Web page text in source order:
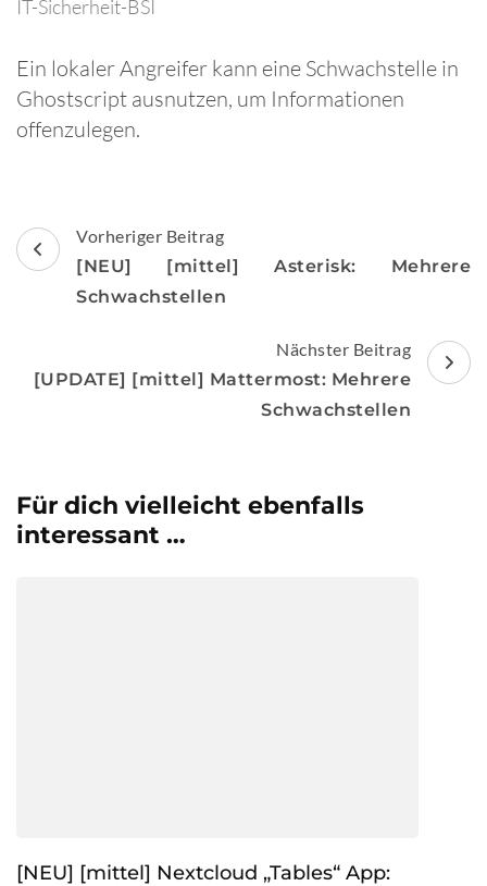
IT-Sicherheit-BSI
Ein lokaler Angreifer kann eine Schwachstelle in
Ghostscript ausnutzen, um Informationen
offenzulegen.
Beitragsnavigation
Vorheriger Beitrag
[NEU] [mittel] Asterisk: Mehrere
Schwachstellen
Nächster Beitrag
[UPDATE] [mittel] Mattermost: Mehrere
Schwachstellen
Für dich vielleicht ebenfalls
interessant …
[NEU] [mittel] Nextcloud „Tables“ App: